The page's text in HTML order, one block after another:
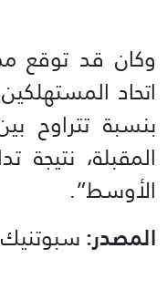
وكان قد توقع
اتحاد
المقبلة،
الأوسط”.
المصدر:سبوتنيك